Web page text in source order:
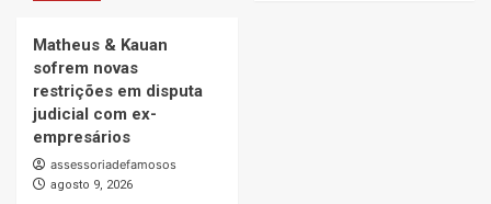
Matheus & Kauan
sofrem novas
restrições em disputa
judicial com ex-
empresários
assessoriadefamosos
agosto 9, 2026